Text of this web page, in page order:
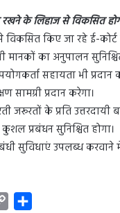
रखने के लिहाज से विकसित
किए जा रहे ई-
का अनुपालन
सहायता भी
सामग्री प्रदान करेगा।
जरूरतों के प्रति
प्रबंधन सुनिश्चित होगा।
सुविधाएं उपलब्ध करवाने में